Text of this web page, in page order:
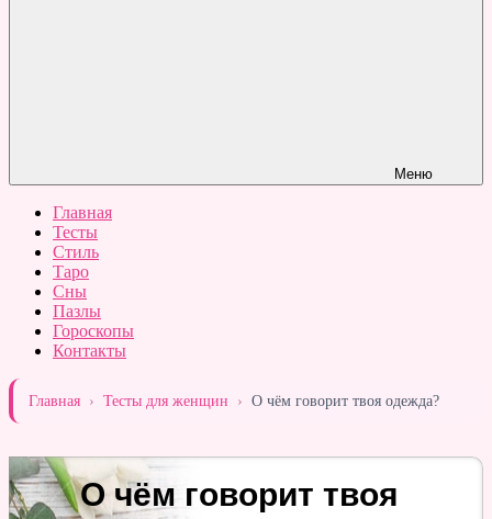
Меню
Главная
Тесты
Стиль
Таро
Сны
Пазлы
Гороскопы
Контакты
Главная › Тесты для женщин › О чём говорит твоя одежда?
О чём говорит твоя